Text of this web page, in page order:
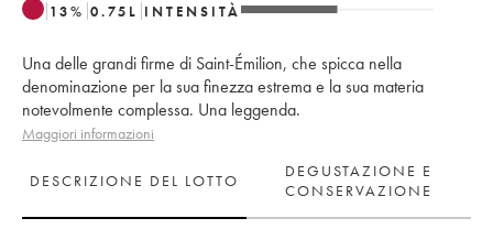
13% 0.75 L INTENSITÀ
Una delle grandi firme di Saint-Émilion, che spicca nella
denominazione per la sua finezza estrema e la sua materia
notevolmente complessa. Una leggenda.
Maggiori informazioni
DESCRIZIONE DEL LOTTO
DEGUSTAZIONE E
CONSERVAZIONE